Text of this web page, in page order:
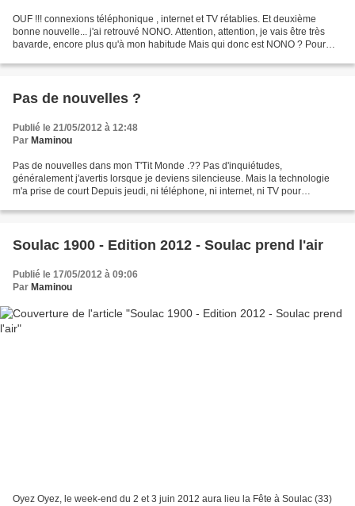
OUF !!! connexions téléphonique , internet et TV rétablies. Et deuxième
bonne nouvelle... j'ai retrouvé NONO. Attention, attention, je vais être très
bavarde, encore plus qu'à mon habitude Mais qui donc est NONO ? Pour
Pas de nouvelles ?
Publié le 21/05/2012 à 12:48
Par Maminou
Pas de nouvelles dans mon T'Tit Monde .?? Pas d'inquiétudes,
généralement j'avertis lorsque je deviens silencieuse. Mais la technologie
m'a prise de court Depuis jeudi, ni téléphone, ni internet, ni TV pour
Soulac 1900 - Edition 2012 - Soulac prend l'air
Publié le 17/05/2012 à 09:06
Par Maminou
Oyez Oyez, le week-end du 2 et 3 juin 2012 aura lieu la Fête à Soulac (33)